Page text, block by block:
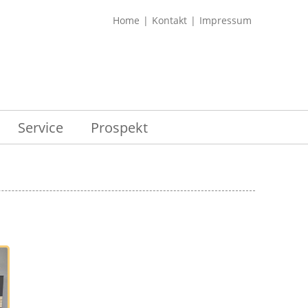
Home Kontakt Impressum
Service Prospekt